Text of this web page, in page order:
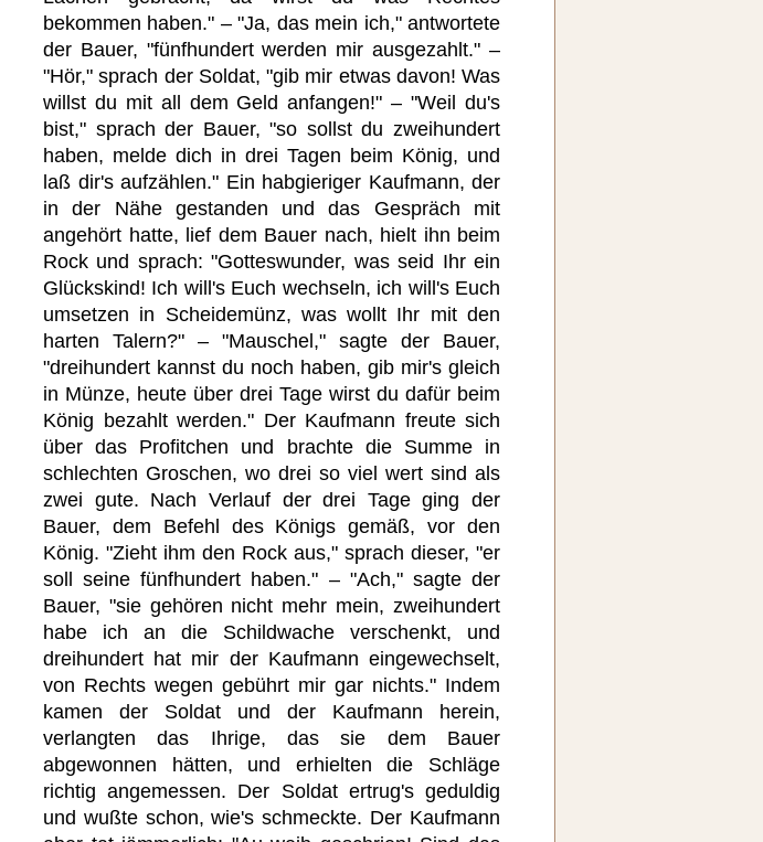
bekommen haben." – "Ja, das mein ich," antwortete
der Bauer, "fünfhundert werden mir ausgezahlt." –
"Hör," sprach der Soldat, "gib mir etwas davon! Was
willst du mit all dem Geld anfangen!" – "Weil du's
bist," sprach der Bauer, "so sollst du zweihundert
haben, melde dich in drei Tagen beim König, und
laß dir's aufzählen." Ein habgieriger Kaufmann, der
in der Nähe gestanden und das Gespräch mit
angehört hatte, lief dem Bauer nach, hielt ihn beim
Rock und sprach: "Gotteswunder, was seid Ihr ein
Glückskind! Ich will's Euch wechseln, ich will's Euch
umsetzen in Scheidemünz, was wollt Ihr mit den
harten Talern?" – "Mauschel," sagte der Bauer,
"dreihundert kannst du noch haben, gib mir's gleich
in Münze, heute über drei Tage wirst du dafür beim
König bezahlt werden." Der Kaufmann freute sich
über das Profitchen und brachte die Summe in
schlechten Groschen, wo drei so viel wert sind als
zwei gute. Nach Verlauf der drei Tage ging der
Bauer, dem Befehl des Königs gemäß, vor den
König. "Zieht ihm den Rock aus," sprach dieser, "er
soll seine fünfhundert haben." – "Ach," sagte der
Bauer, "sie gehören nicht mehr mein, zweihundert
habe ich an die Schildwache verschenkt, und
dreihundert hat mir der Kaufmann eingewechselt,
von Rechts wegen gebührt mir gar nichts." Indem
kamen der Soldat und der Kaufmann herein,
verlangten das Ihrige, das sie dem Bauer
abgewonnen hätten, und erhielten die Schläge
richtig angemessen. Der Soldat ertrug's geduldig
und wußte schon, wie's schmeckte. Der Kaufmann